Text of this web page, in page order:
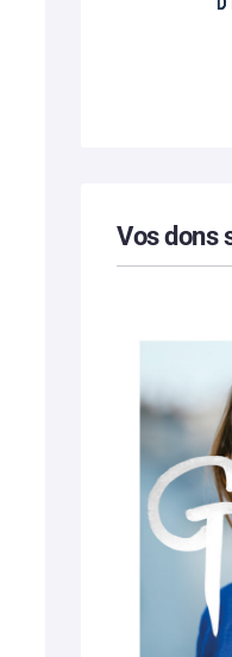
Vos dons